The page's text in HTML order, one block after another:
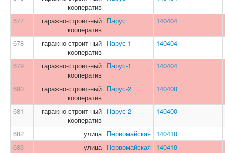
кооператив
677
гаражно-строит-ный
кооператив
Парус 140404
678
гаражно-строит-ный
кооператив
Парус-1 140404
679
гаражно-строит-ный
кооператив
Парус-1 140404
680
гаражно-строит-ный
кооператив
Парус-2 140400
681
гаражно-строит-ный
кооператив
Парус-2 140400
682 улица Первомайская
140410
683
улица Первомайская
140410